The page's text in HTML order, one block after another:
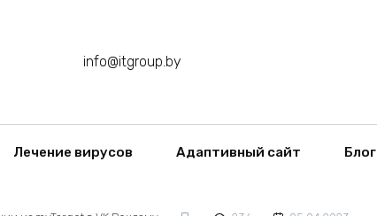
info@itgroup.by
Лечение вирусов Адаптивный сайт Блог